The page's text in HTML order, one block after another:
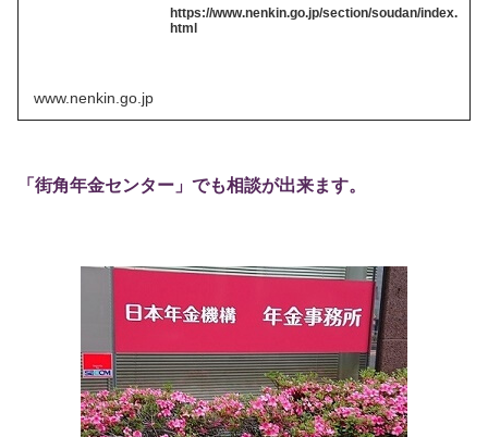
https://www.nenkin.go.jp/section/soudan/index.
html
www.nenkin.go.jp
「街角年金センター」でも相談が出来ます。